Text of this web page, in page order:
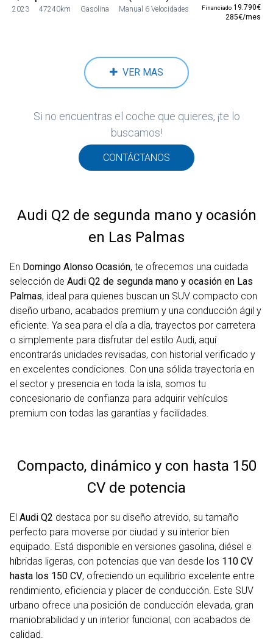
2023 47240km Gasolina Manual 6 Velocidades Financiado 19.790€
285€/mes
VER MAS
Si no encuentras el coche que quieres, ¡te lo
buscamos!
CONTÁCTANOS
Audi Q2 de segunda mano y ocasión
en Las Palmas
En Domingo Alonso Ocasión, te ofrecemos una cuidada
selección de Audi Q2 de segunda mano y ocasión en Las
Palmas, ideal para quienes buscan un SUV compacto con
diseño urbano, acabados premium y una conducción ágil y
eficiente. Ya sea para el día a día, trayectos por carretera
o simplemente para disfrutar del estilo Audi, aquí
encontrarás unidades revisadas, con historial verificado y
en excelentes condiciones. Con una sólida trayectoria en
el sector y presencia en toda la isla, somos tu
concesionario de confianza para adquirir vehículos
premium con todas las garantías y facilidades.
Compacto, dinámico y con hasta 150
CV de potencia
El Audi Q2 destaca por su diseño atrevido, su tamaño
perfecto para moverse por ciudad y su interior bien
equipado. Está disponible en versiones gasolina, diésel e
híbridas ligeras, con potencias que van desde los 110 CV
hasta los 150 CV, ofreciendo un equilibrio excelente entre
rendimiento, eficiencia y placer de conducción. Este SUV
urbano ofrece una posición de conducción elevada, gran
maniobrabilidad y un interior funcional, con acabados de
calidad.